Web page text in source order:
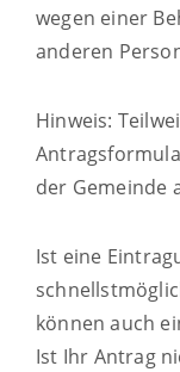
wegen einer
anderen
Hinweis:
der Gemeinde
Ist eine
können auch
Ist Ihr Antrag